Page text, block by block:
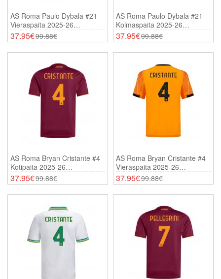
AS Roma Paulo Dybala #21
Vieraspaita 2025-26
Lyhythihainen
37.95€99.88€
AS Roma Paulo Dybala #21
Kolmaspaita 2025-26
Lyhythihainen
37.95€99.88€
AS Roma Bryan Cristante #4
Kotipaita 2025-26
Lyhythihainen
37.95€99.88€
AS Roma Bryan Cristante #4
Vieraspaita 2025-26
Lyhythihainen
37.95€99.88€